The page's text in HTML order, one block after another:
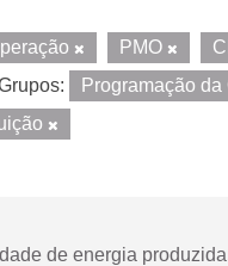
PMO
Programação da
de energia